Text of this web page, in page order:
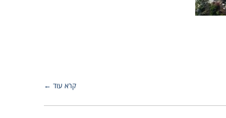
קרא עוד ←